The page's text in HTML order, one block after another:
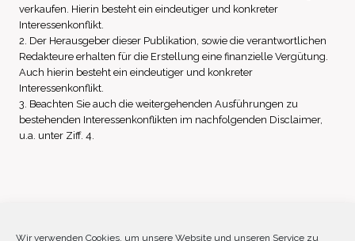
Wir verwenden Cookies, um unsere Website und unseren Service zu
verkaufen. Hierin besteht ein eindeutiger und konkreter
Interessenkonflikt.
2. Der Herausgeber dieser Publikation, sowie die verantwortlichen
Redakteure erhalten für die Erstellung eine finanzielle Vergütung.
Auch hierin besteht ein eindeutiger und konkreter
Interessenkonflikt.
3. Beachten Sie auch die weitergehenden Ausführungen zu
bestehenden Interessenkonflikten im nachfolgenden Disclaimer,
u.a. unter Ziff. 4.